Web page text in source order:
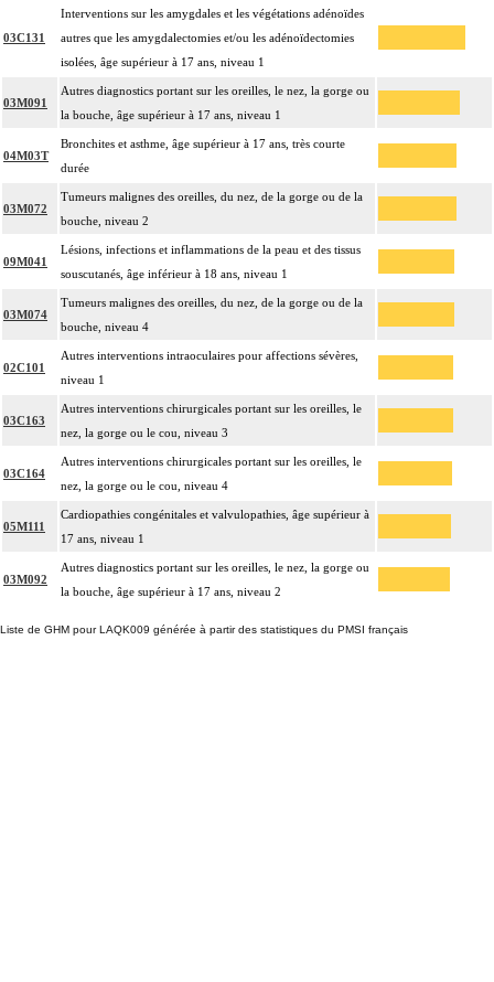
03C131
Interventions sur les amygdales et les végétations adénoïdes
autres que les amygdalectomies et/ou les adénoïdectomies
isolées, âge supérieur à 17 ans, niveau 1
03M091
Autres diagnostics portant sur les oreilles, le nez, la gorge ou
la bouche, âge supérieur à 17 ans, niveau 1
04M03T
Bronchites et asthme, âge supérieur à 17 ans, très courte
durée
03M072
Tumeurs malignes des oreilles, du nez, de la gorge ou de la
bouche, niveau 2
09M041
Lésions, infections et inflammations de la peau et des tissus
souscutanés, âge inférieur à 18 ans, niveau 1
03M074
Tumeurs malignes des oreilles, du nez, de la gorge ou de la
bouche, niveau 4
02C101
Autres interventions intraoculaires pour affections sévères,
niveau 1
03C163
Autres interventions chirurgicales portant sur les oreilles, le
nez, la gorge ou le cou, niveau 3
03C164
Autres interventions chirurgicales portant sur les oreilles, le
nez, la gorge ou le cou, niveau 4
05M111
Cardiopathies congénitales et valvulopathies, âge supérieur à
17 ans, niveau 1
03M092
Autres diagnostics portant sur les oreilles, le nez, la gorge ou
la bouche, âge supérieur à 17 ans, niveau 2
Liste de GHM pour LAQK009 générée à partir des statistiques du PMSI français